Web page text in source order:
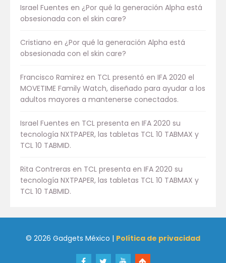
Israel Fuentes en ¿Por qué la generación Alpha está
obsesionada con el skin care?
Cristiano en ¿Por qué la generación Alpha está
obsesionada con el skin care?
Francisco Ramirez en TCL presentó en IFA 2020 el
MOVETIME Family Watch, diseñado para ayudar a los
adultos mayores a mantenerse conectados.
Israel Fuentes en TCL presenta en IFA 2020 su
tecnología NXTPAPER, las tabletas TCL 10 TABMAX y
TCL 10 TABMID.
Rita Contreras en TCL presenta en IFA 2020 su
tecnología NXTPAPER, las tabletas TCL 10 TABMAX y
TCL 10 TABMID.
© 2026 Gadgets México | Política de privacidad